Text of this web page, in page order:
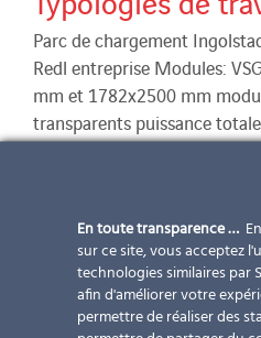
Parc de chargement
Redl entreprise Modules:
mm et 1782x2500 mm
transparents puissance
En toute transparence …
sur ce site, vous acceptez
technologies similaires par
afin d'améliorer votre
permettre de réaliser des